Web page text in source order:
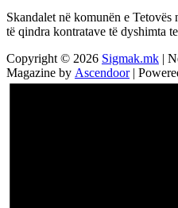
Skandalet në komunën e
të qindra kontratave të dyshimta
Copyright © 2026 Sigmak.mk |
Magazine by Ascendoor|